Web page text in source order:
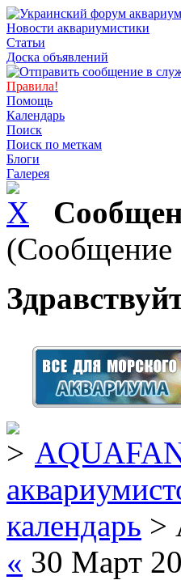
Новости аквариумистики
Статьи
Доска объявлений
Правила!
Помощь
Календарь
Поиск
Поиск по меткам
Блоги
Галерея
(Сообщение
календарь >
« 30 Март